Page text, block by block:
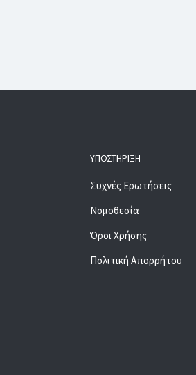
ΥΠΟΣΤΉΡΙΞΗ
Συχνές Ερωτήσεις
Νομοθεσία
Όροι Χρήσης
Πολιτική Απορρήτου